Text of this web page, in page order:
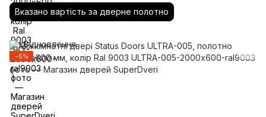
Вказано вартість за дверне полотно
−6%